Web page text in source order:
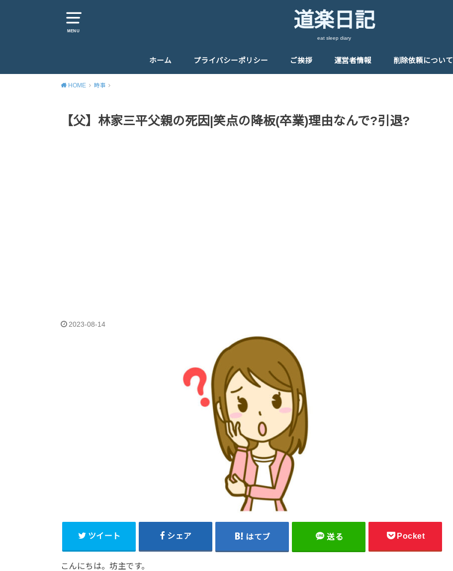
MENU 道楽日記
eat sleep diary
ホーム プライバシーポリシー ご挨拶 運営者情報 削除依頼について
HOME 時事
【父】林家三平父親の死因|笑点の降板(卒業)理由なんで?引退?
2023-08-14
ツイート シェア はてブ 送る Pocket
こんにちは。坊主です。